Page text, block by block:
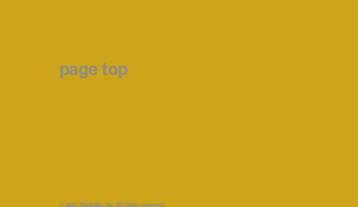
page top
© 2026 Weekday, Inc. All rights reserved.